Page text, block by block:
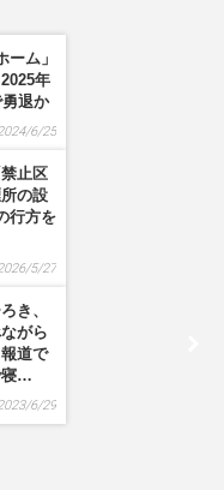
ム」
年
退か
6/25
止区
の設
行方を
5/27
き、
がら
道で
寝…
6/29